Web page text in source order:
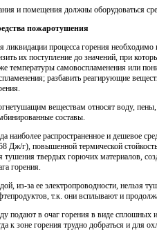
и помещения должны оборудоваться
пожаротушения
ликвидации процесса горения необходимо
их поступление до значений, при
температуры самовоспламенения или
разбавить реагирующие
веществам относят воду,
составы.
наиболее распространенное и дешевое
Дж/г), повышенной термической
тушения твердых горючих материалов,
горения.
из-за ее электропроводности, нельзя
т.к. они всплывают и
подают в очаг горения в виде сплошных
к зоне горения трудно добраться и для